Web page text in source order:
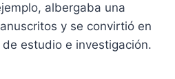
albergaba una
y se convirtió en
estudio e investigación.